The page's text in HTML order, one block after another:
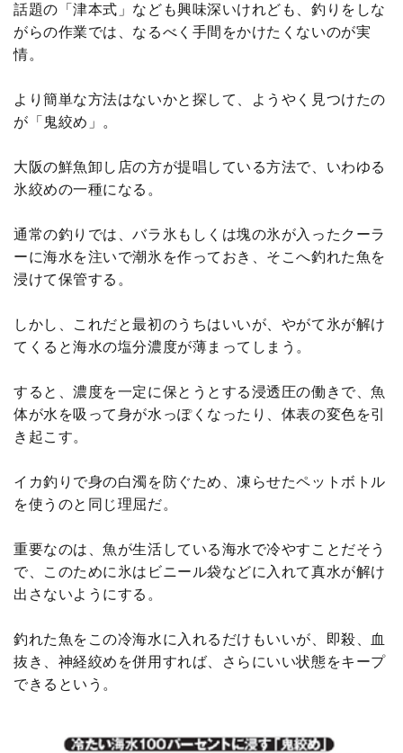
話題の「津本式」なども興味深いけれども、釣りをしな
がらの作業では、なるべく手間をかけたくないのが実
情。
より簡単な方法はないかと探して、ようやく見つけたの
が「鬼絞め」。
大阪の鮮魚卸し店の方が提唱している方法で、いわゆる
氷絞めの一種になる。
通常の釣りでは、バラ氷もしくは塊の氷が入ったクーラ
ーに海水を注いで潮氷を作っておき、そこへ釣れた魚を
浸けて保管する。
しかし、これだと最初のうちはいいが、やがて氷が解け
てくると海水の塩分濃度が薄まってしまう。
すると、濃度を一定に保とうとする浸透圧の働きで、魚
体が水を吸って身が水っぽくなったり、体表の変色を引
き起こす。
イカ釣りで身の白濁を防ぐため、凍らせたペットボトル
を使うのと同じ理屈だ。
重要なのは、魚が生活している海水で冷やすことだそう
で、このために氷はビニール袋などに入れて真水が解け
出さないようにする。
釣れた魚をこの冷海水に入れるだけもいいが、即殺、血
抜き、神経絞めを併用すれば、さらにいい状態をキープ
できるという。